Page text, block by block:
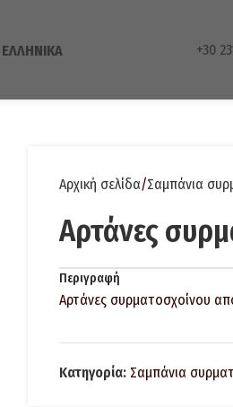
ΕΛΛΗΝΙΚΆ +30
Αρχική σελίδα Σαμπάνια
Αρτάνες
Περιγραφή
Αρτάνες συρματoσχοίνου
Κατηγορία: Σαμπάνια